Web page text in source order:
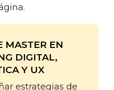
MASTER EN
DIGITAL,
Y UX
estrategias de